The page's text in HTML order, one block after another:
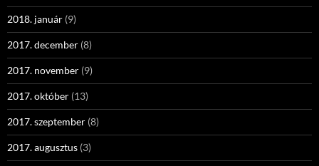
2018. január (9)
2017. december (8)
2017. november (9)
2017. október (13)
2017. szeptember (8)
2017. augusztus (3)